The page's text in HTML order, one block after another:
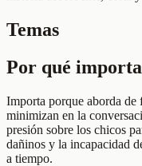
Temas
Por qué
Importa porque aborda de
minimizan en la
presión sobre los chicos
dañinos y la incapacidad
a tiempo.